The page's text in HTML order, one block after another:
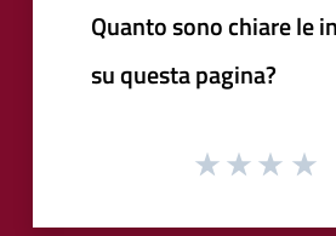
Quanto sono chiare le
su questa pagina?